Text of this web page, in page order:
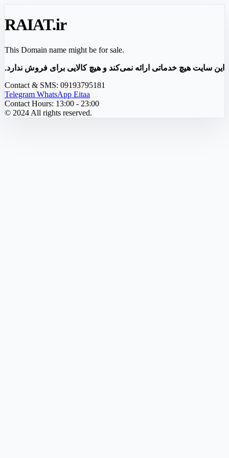
RAIAT.ir
This Domain name might be for sale.
این سایت هیچ خدماتی ارائه نمی‌کند و هیچ کالایی برای فروش ندارد.
Contact & SMS: 09193795181
Telegram WhatsApp Eitaa
Contact Hours: 13:00 - 23:00
© 2024 All rights reserved.